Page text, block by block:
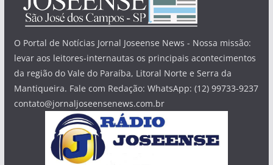
O Portal de Notícias Jornal Joseense News - Nossa missão:
levar aos leitores-internautas os principais acontecimentos
da região do Vale do Paraíba, Litoral Norte e Serra da
Mantiqueira. Fale com Redação: WhatsApp: (12) 99733-9237
contato@jornaljoseensenews.com.br